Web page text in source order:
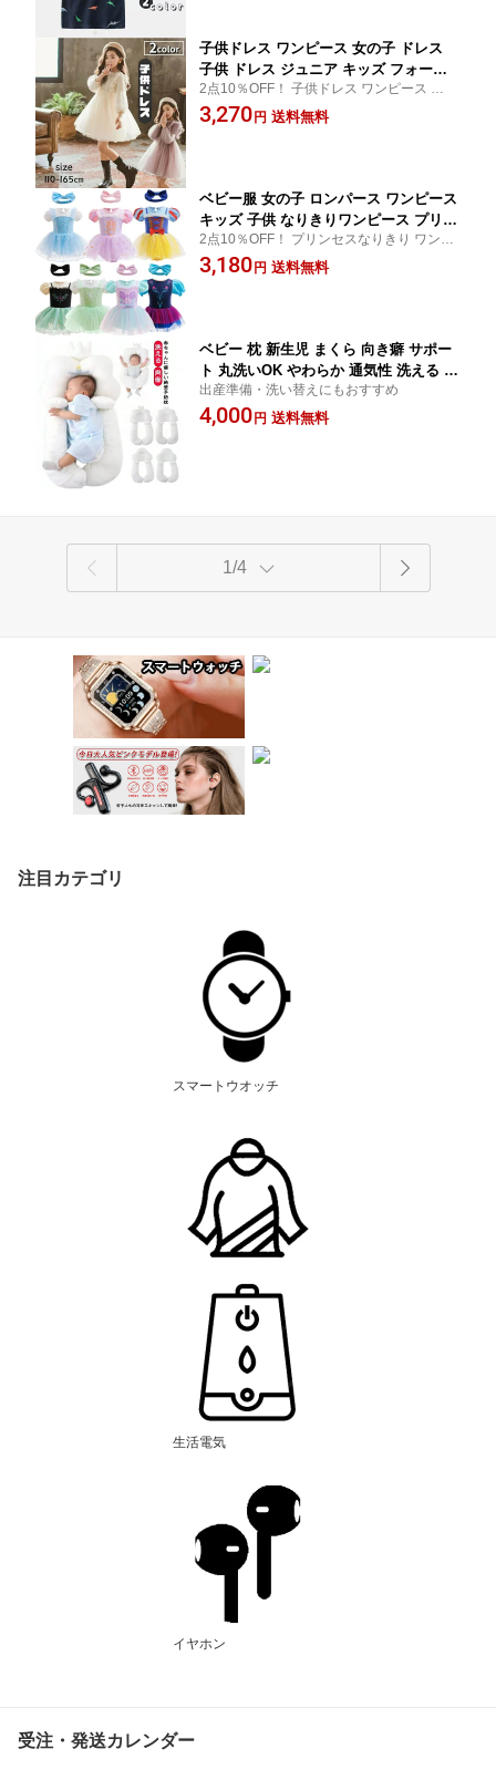
子供ドレス ワンピース 女の子 ドレス
子供 ドレス ジュニア キッズ フォーマ
ル ワンピース 子供服 卒園式 卒業式 入
学式 発表会 七五三 ピアノ
2点10％OFF！ 子供ドレス ワンピース 女の
子 子供 ドレス ジュニア キッズ フォーマル
3,270 円 送料無料
ベビー服 女の子 ロンパース ワンピース
キッズ 子供 なりきりワンピース プリン
セスドレス 半袖 ヘアバンド 赤ちゃん
服 キッズ ハロウィン 仮装 コスプレ ド
2点10％OFF！ プリンセスなりきり ワンピ
ース 子供 キッズ ベビー ドレス ロンパース
子ども お姫様 ワンピース コスプレ ハロウ
3,180 円 送料無料
ベビー 枕 新生児 まくら 向き癖 サポー
ト 丸洗いOK やわらか 通気性 洗える ベ
ビーピロー
出産準備・洗い替えにもおすすめ
4,000 円 送料無料
1/4
注目カテゴリ
スマートウオッチ
生活電気
イヤホン
受注・発送カレンダー